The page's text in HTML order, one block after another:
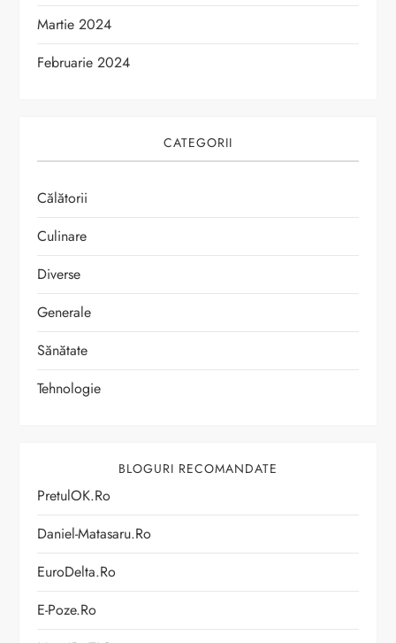
Martie 2024
Februarie 2024
CATEGORII
Călătorii
Culinare
Diverse
Generale
Sănătate
Tehnologie
BLOGURI RECOMANDATE
PretulOK.ro
Daniel-Matasaru.ro
EuroDelta.ro
E-Poze.ro